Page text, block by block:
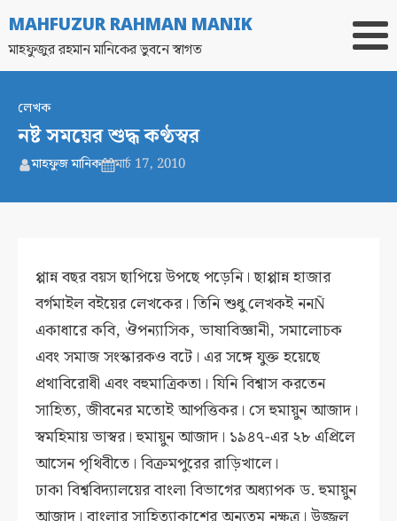
MAHFUZUR RAHMAN MANIK
মাহফুজুর রহমান মানিকের ভুবনে স্বাগত
লেখক
নষ্ট সময়ের শুদ্ধ কণ্ঠস্বর
মাহফুজ মানিক মার্চ 17, 2010
প্পান্ন বছর বয়স ছাপিয়ে উপছে পড়েনি। ছাপ্পান্ন হাজার
বর্গমাইল বইয়ের লেখকের। তিনি শুধু লেখকই ননÑ
একাধারে কবি, ঔপন্যাসিক, ভাষাবিজ্ঞানী, সমালোচক
এবং সমাজ সংস্কারকও বটে। এর সঙ্গে যুক্ত হয়েছে
প্রথাবিরোধী এবং বহুমাত্রিকতা। যিনি বিশ্বাস করতেন
সাহিত্য, জীবনের মতোই আপত্তিকর। সে হুমায়ুন আজাদ।
স্বমহিমায় ভাস্বর। হুমায়ুন আজাদ। ১৯৪৭-এর ২৮ এপ্রিলে
আসেন পৃথিবীতে। বিক্রমপুরের রাড়িখালে।
ঢাকা বিশ্ববিদ্যালয়ের বাংলা বিভাগের অধ্যাপক ড. হুমায়ুন